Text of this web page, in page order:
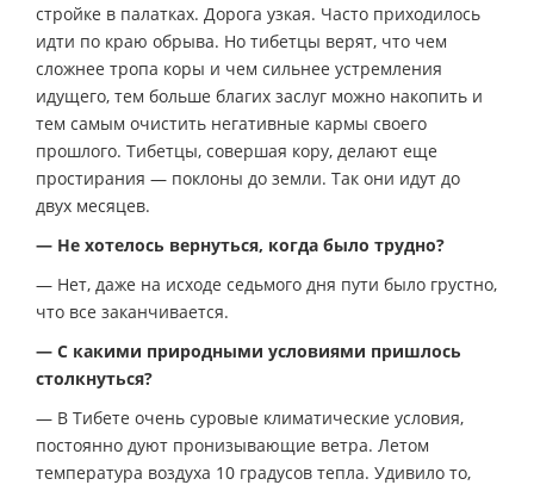
стройке в палатках. Дорога узкая. Часто приходилось
идти по краю обрыва. Но тибетцы верят, что чем
сложнее тропа коры и чем сильнее устремления
идущего, тем больше благих заслуг можно накопить и
тем самым очистить негативные кармы своего
прошлого. Тибетцы, совершая кору, делают еще
простирания — поклоны до земли. Так они идут до
двух месяцев.
— Не хотелось вернуться, когда было трудно?
— Нет, даже на исходе седьмого дня пути было грустно,
что все заканчивается.
— С какими природными условиями пришлось
столкнуться?
— В Тибете очень суровые климатические условия,
постоянно дуют пронизывающие ветра. Летом
температура воздуха 10 градусов тепла. Удивило то,